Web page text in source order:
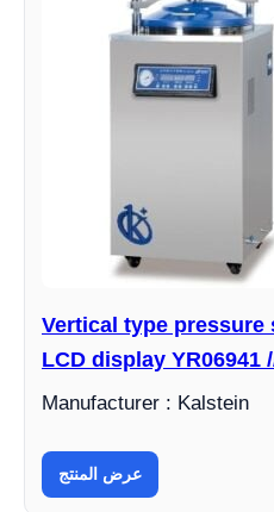
Vertical type pressure
LCD display YR06941
Manufacturer : Kalstein
عرض المنتج